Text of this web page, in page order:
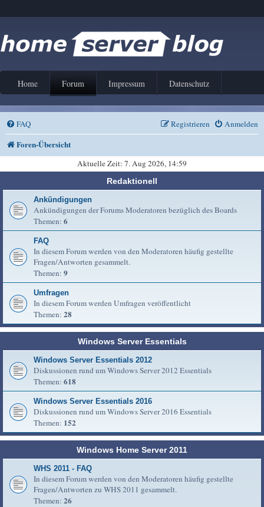
Home Forum Impressum Datenschutz
FAQ Anmelden
Registrieren
Foren-Übersicht
Aktuelle Zeit: 7. Aug 2026, 14:59
Redaktionell
Ankündigungen
Ankündigungen der Forums Moderatoren bezüglich des Boards
Themen: 6
FAQ
In diesem Forum werden von den Moderatoren häufig gestellte
Fragen/Antworten gesammelt.
Themen: 9
Umfragen
In diesem Forum werden Umfragen veröffentlicht
Themen: 28
Windows Server Essentials
Windows Server Essentials 2012
Diskussionen rund um Windows Server 2012 Essentials
Themen: 618
Windows Server Essentials 2016
Diskussionen rund um Windows Server 2016 Essentials
Themen: 152
Windows Home Server 2011
WHS 2011 - FAQ
In diesem Forum werden von den Moderatoren häufig gestellte
Fragen/Antworten zu WHS 2011 gesammelt.
Themen: 26